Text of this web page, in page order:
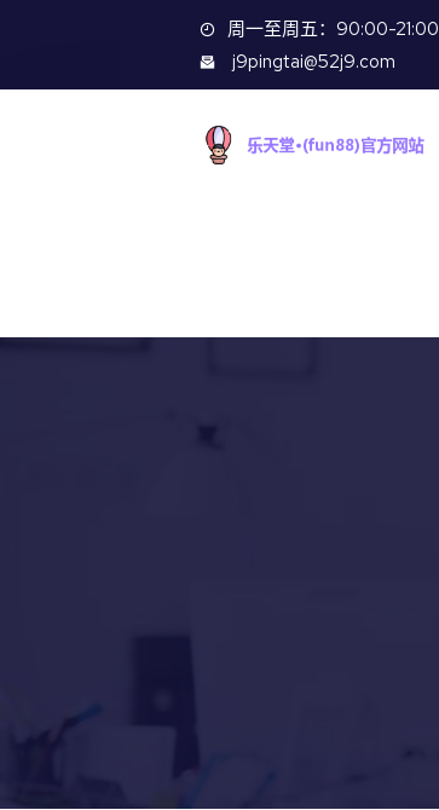
周一至周五：90:00-21:00
j9pingtai@52j9.com